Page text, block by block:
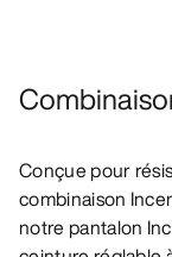
Conçue pour
combinaison
notre pantalon